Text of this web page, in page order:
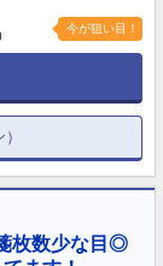
今が狙い目！
枚数少な目◎